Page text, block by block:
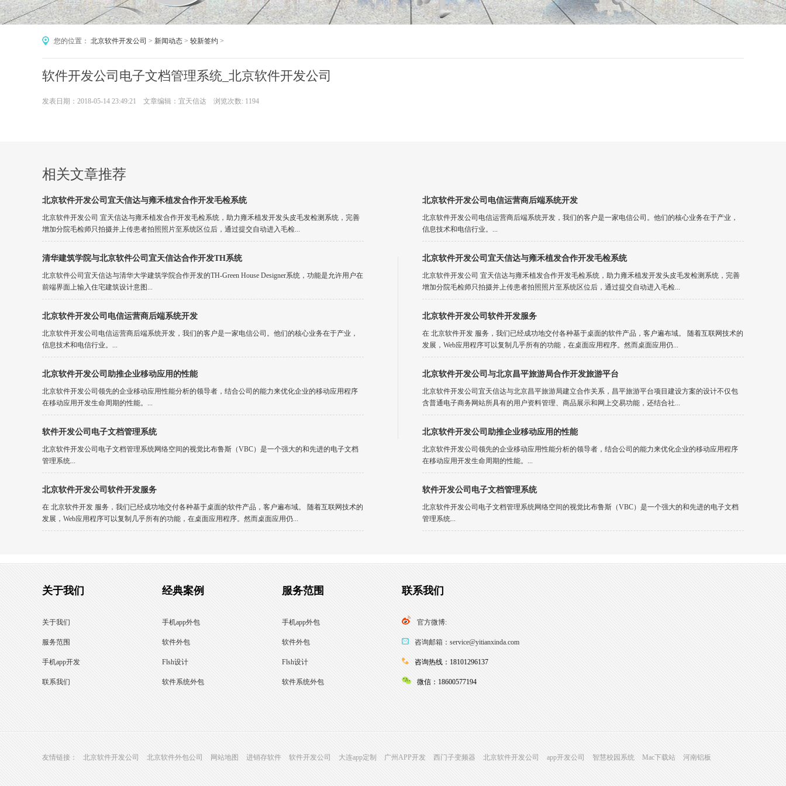
您的位置： 北京软件开发公司 > 新闻动态 > 较新签约 >
软件开发公司电子文档管理系统_北京软件开发公司
发表日期：2018-05-14 23:49:21 文章编辑：宜天信达 浏览次数: 1194
相关文章推荐
北京软件开发公司宜天信达与雍禾植发合作开发毛检系统
北京软件开发公司 宜天信达与雍禾植发合作开发毛检系统，助力雍禾植发开发头皮毛发检测系统，完善
增加分院毛检师只拍摄并上传患者拍照照片至系统区位后，通过提交自动进入毛检...
清华建筑学院与北京软件公司宜天信达合作开发TH系统
北京软件公司宜天信达与清华大学建筑学院合作开发的TH-Green House Designer系统，功能是允许用户在
前端界面上输入住宅建筑设计意图...
北京软件开发公司电信运营商后端系统开发
北京软件开发公司电信运营商后端系统开发，我们的客户是一家电信公司。他们的核心业务在于产业，
信息技术和电信行业。...
北京软件开发公司助推企业移动应用的性能
北京软件开发公司领先的企业移动应用性能分析的领导者，结合公司的能力来优化企业的移动应用程序
在移动应用开发生命周期的性能。...
软件开发公司电子文档管理系统
北京软件开发公司电子文档管理系统网络空间的视觉比布鲁斯（VBC）是一个强大的和先进的电子文档
管理系统...
北京软件开发公司软件开发服务
在 北京软件开发 服务，我们已经成功地交付各种基于桌面的软件产品，客户遍布域。 随着互联网技术的
发展，Web应用程序可以复制几乎所有的功能，在桌面应用程序。然而桌面应用仍...
北京软件开发公司电信运营商后端系统开发
北京软件开发公司电信运营商后端系统开发，我们的客户是一家电信公司。他们的核心业务在于产业，
信息技术和电信行业。...
北京软件开发公司宜天信达与雍禾植发合作开发毛检系统
北京软件开发公司 宜天信达与雍禾植发合作开发毛检系统，助力雍禾植发开发头皮毛发检测系统，完善
增加分院毛检师只拍摄并上传患者拍照照片至系统区位后，通过提交自动进入毛检...
北京软件开发公司软件开发服务
在 北京软件开发 服务，我们已经成功地交付各种基于桌面的软件产品，客户遍布域。 随着互联网技术的
发展，Web应用程序可以复制几乎所有的功能，在桌面应用程序。然而桌面应用仍...
北京软件开发公司与北京昌平旅游局合作开发旅游平台
北京软件开发公司宜天信达与北京昌平旅游局建立合作关系，昌平旅游平台项目建设方案的设计不仅包
含普通电子商务网站所具有的用户资料管理、商品展示和网上交易功能，还结合社...
北京软件开发公司助推企业移动应用的性能
北京软件开发公司领先的企业移动应用性能分析的领导者，结合公司的能力来优化企业的移动应用程序
在移动应用开发生命周期的性能。...
软件开发公司电子文档管理系统
北京软件开发公司电子文档管理系统网络空间的视觉比布鲁斯（VBC）是一个强大的和先进的电子文档
管理系统...
关于我们
关于我们
服务范围
手机app开发
联系我们
经典案例
手机app外包
软件外包
Flsh设计
软件系统外包
服务范围
手机app外包
软件外包
Flsh设计
软件系统外包
联系我们
官方微博:
咨询邮箱：service@yitianxinda.com
咨询热线：18101296137
微信：18600577194
友情链接： 北京软件开发公司 北京软件外包公司 网站地图 进销存软件 软件开发公司 大连app定制 广州APP开发 西门子变频器 北京软件开发公司 app开发公司 智慧校园系统 Mac下载站 河南铝板